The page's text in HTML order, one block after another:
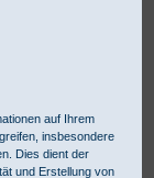
auf Ihrem
insbesondere
Dies dient der
und Erstellung von